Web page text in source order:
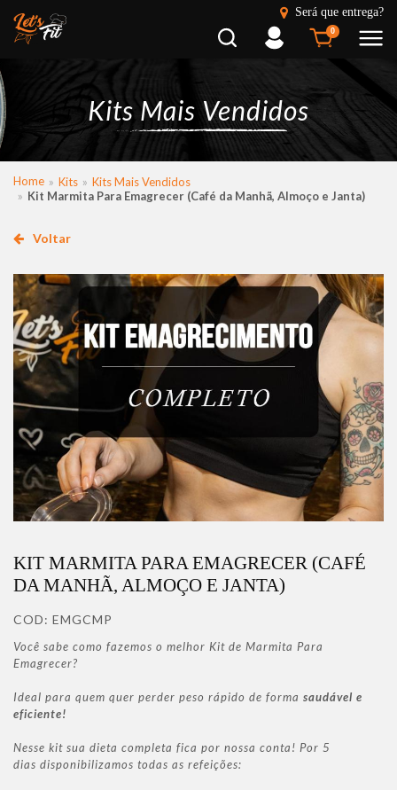
Será que entrega?
Busca Entrar 0
Kits Mais Vendidos
Home Kits
Kits Mais Vendidos
Kit Marmita Para Emagrecer (Café da Manhã, Almoço e Janta)
Voltar
KIT MARMITA PARA EMAGRECER (CAFÉ
DA MANHÃ, ALMOÇO E JANTA)
COD: EMGCMP
Você sabe como fazemos o melhor Kit de Marmita Para
Emagrecer?
Ideal para quem quer perder peso rápido de forma saudável e
eficiente!
Nesse kit sua dieta completa fica por nossa conta! Por 5
dias disponibilizamos todas as refeições: